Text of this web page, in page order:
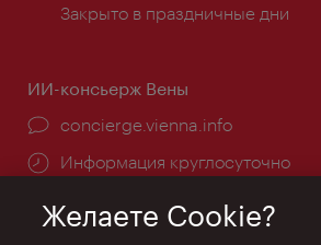
Закрыто в праздничные дни
ИИ-консьерж Вены
concierge.vienna.info
Информация круглосуточно
Желаете Cookie?